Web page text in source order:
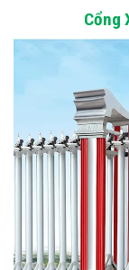
Cổng